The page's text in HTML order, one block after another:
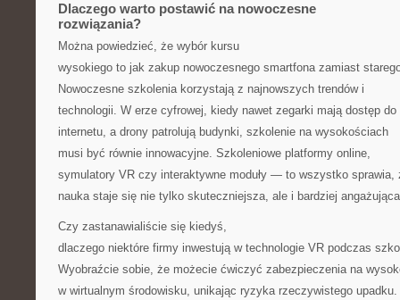
Dlaczego warto postawić na nowoczesne
rozwiązania?
Można powiedzieć, że wybór kursu
wysokiego to jak zakup nowoczesnego smartfona zamiast
Nowoczesne szkolenia korzystają z najnowszych trendów i
technologii. W erze cyfrowej, kiedy nawet zegarki mają dostęp do
internetu, a drony patrolują budynki, szkolenie na wysokościach
musi być równie innowacyjne. Szkoleniowe platformy online,
symulatory VR czy interaktywne moduły — to wszystko sprawia,
nauka staje się nie tylko skuteczniejsza, ale i bardziej
Czy zastanawialiście się kiedyś,
dlaczego niektóre firmy inwestują w technologie VR podczas
Wyobraźcie sobie, że możecie ćwiczyć zabezpieczenia na
w wirtualnym środowisku, unikając ryzyka rzeczywistego upadku.